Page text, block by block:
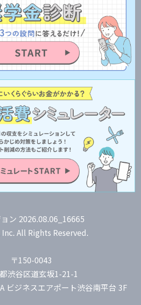
ン 2026.08.06_16665
All Rights Reserved.
〒150-0043
渋谷区道玄坂1-21-1
SHIBUYA SOLASTA ビジネスエアポート渋谷南平台 3F